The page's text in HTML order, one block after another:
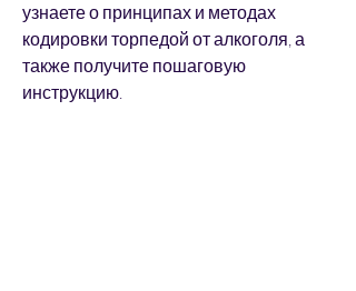
узнаете о принципах и методах
кодировки торпедой от алкоголя, а
также получите пошаговую
инструкцию.